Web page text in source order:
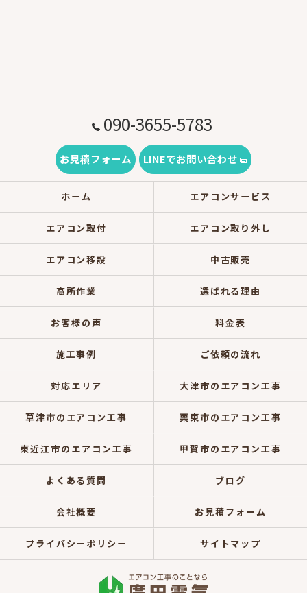
090-3655-5783
お見積フォーム LINEでお問い合わせ
ホーム エアコンサービス
エアコン取付 エアコン取り外し
エアコン移設 中古販売
高所作業 選ばれる理由
お客様の声 料金表
施工事例 ご依頼の流れ
対応エリア 大津市のエアコン工事
草津市のエアコン工事 栗東市のエアコン工事
東近江市のエアコン工事 甲賀市のエアコン工事
よくある質問 ブログ
会社概要 お見積フォーム
プライバシーポリシー サイトマップ